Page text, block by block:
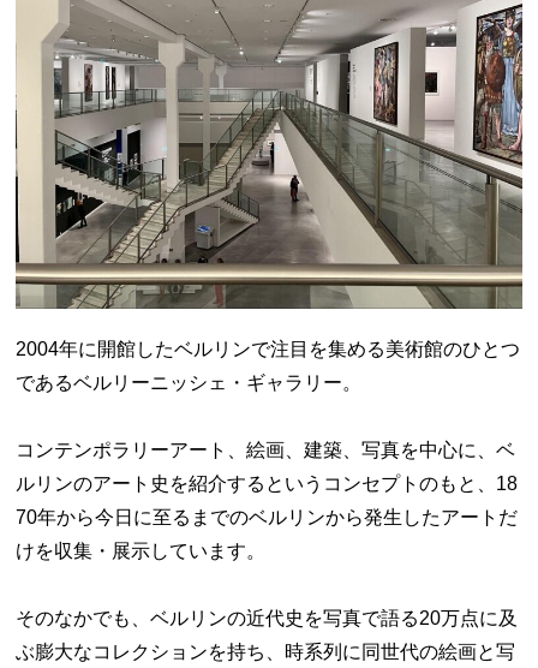
2004年に開館したベルリンで注目を集める美術館のひとつ
であるベルリーニッシェ・ギャラリー。
コンテンポラリーアート、絵画、建築、写真を中心に、ベ
ルリンのアート史を紹介するというコンセプトのもと、18
70年から今日に至るまでのベルリンから発生したアートだ
けを収集・展示しています。
そのなかでも、ベルリンの近代史を写真で語る20万点に及
ぶ膨大なコレクションを持ち、時系列に同世代の絵画と写